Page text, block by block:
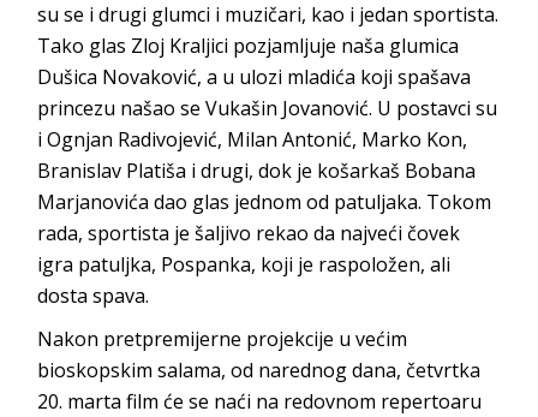
su se i drugi glumci i muzičari, kao i jedan sportista.
Tako glas Zloj Kraljici pozjamljuje naša glumica
Dušica Novaković, a u ulozi mladića koji spašava
princezu našao se Vukašin Jovanović. U postavci su
i Ognjan Radivojević, Milan Antonić, Marko Kon,
Branislav Platiša i drugi, dok je košarkaš Bobana
Marjanovića dao glas jednom od patuljaka. Tokom
rada, sportista je šaljivo rekao da najveći čovek
igra patuljka, Pospanka, koji je raspoložen, ali
dosta spava.
Nakon pretpremijerne projekcije u većim
bioskopskim salama, od narednog dana, četvrtka
20. marta film će se naći na redovnom repertoaru